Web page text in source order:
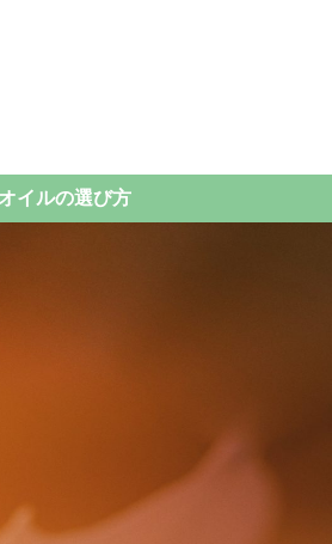
イルの選び方